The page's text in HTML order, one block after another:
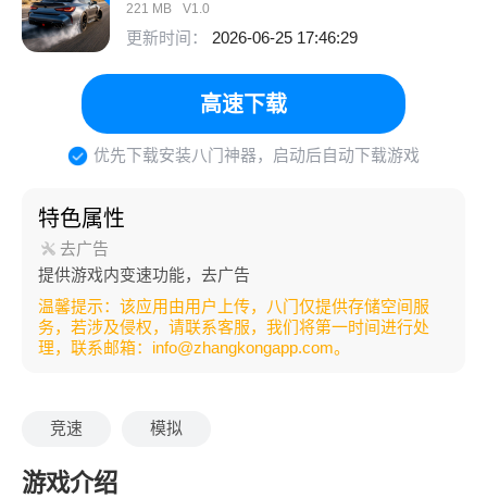
221 MB V1.0
更新时间： 2026-06-25 17:46:29
高速下载
优先下载安装八门神器，启动后自动下载游戏
特色属性
去广告
提供游戏内变速功能，去广告
温馨提示：该应用由用户上传，八门仅提供存储空间服
务，若涉及侵权，请联系客服，我们将第一时间进行处
理，联系邮箱：info@zhangkongapp.com。
竞速 模拟
游戏介绍